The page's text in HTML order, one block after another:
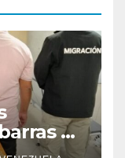
de